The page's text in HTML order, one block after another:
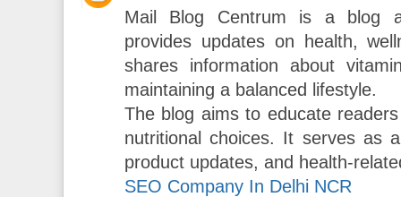
Mail Blog Centrum is a blog
provides updates on health,
shares information about
maintaining a balanced lifestyle.
The blog aims to educate
nutritional choices. It serves as
product updates, and health-
SEO Company In Delhi NCR